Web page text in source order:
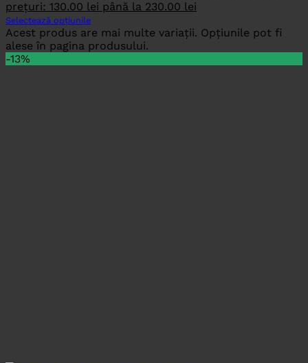
prețuri: 130.00 lei până la 230.00 lei
Selectează opțiunile
Acest produs are mai multe variații. Opțiunile pot fi
alese în pagina produsului.
-13%